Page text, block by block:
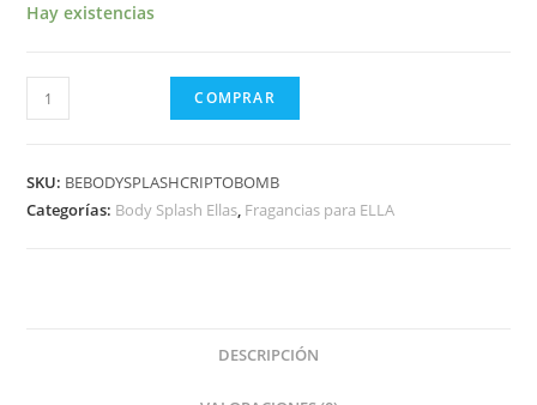
Hay existencias
COMPRAR
SKU: BEBODYSPLASHCRIPTOBOMB
Categorías: Body Splash Ellas, Fragancias para ELLA
DESCRIPCIÓN